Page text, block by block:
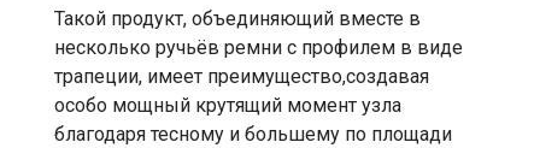
Такой продукт, объединяющий вместе в
несколько ручьёв ремни с профилем в виде
трапеции, имеет преимущество,создавая
особо мощный крутящий момент узла
благодаря тесному и большему по площади